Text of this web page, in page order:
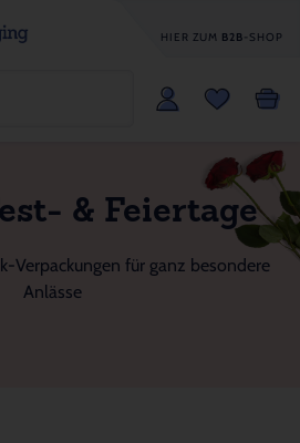
HIER ZUM B2B-SHOP
& Feiertage
Verpackungen für ganz besondere
Anlässe